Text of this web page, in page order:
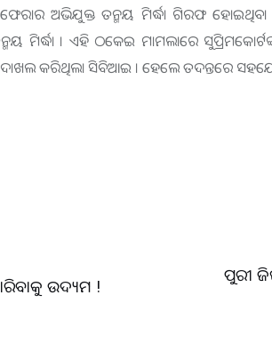
ଅଭିଯୁକ୍ତ ତନ୍ମୟ ମିର୍ଦ୍ଧା ଗିରଫ ହୋଇଥିବା
ମିର୍ଦ୍ଧା । ଏହି ଠକେଇ ମାମଲାରେ
ଦାଖଲ କରିଥିଲା ସିବିଆଇ । ହେଲେ ତଦନ୍ତରେ
ଉଦ୍ୟମ !
ପୁରୀ